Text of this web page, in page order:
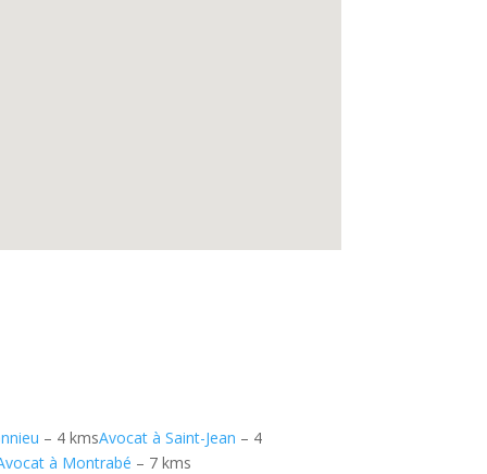
– 4 kmsAvocat à Saint-Jean – 4
à Montrabé – 7 kms